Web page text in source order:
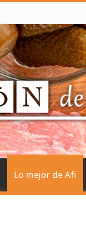
Lo mejor de Afi